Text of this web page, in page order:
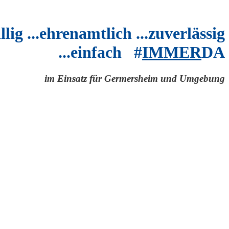
...ehrenamtlich ...zuverlässig
...einfach #IMMERDA
im Einsatz für Germersheim und Umgebung